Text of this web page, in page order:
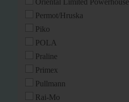
Oriental Limited Powerhouse
Permot/Hruska
Piko
POLA
Praline
Primex
Pullmann
Rai-Mo